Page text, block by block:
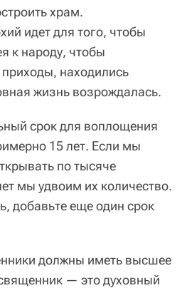
храм.
идет для того, чтобы
к народу, чтобы
находились
жизнь возрождалась.
срок для воплощения
15 лет. Если мы
по тысяче
мы удвоим их количество.
добавьте еще один срок
должны иметь высшее
— это духовный